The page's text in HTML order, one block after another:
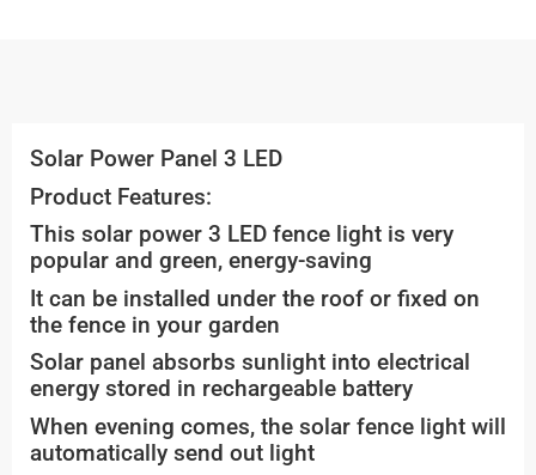
Solar Power Panel 3 LED
Product Features:
This solar power 3 LED fence light is very
popular and green, energy-saving
It can be installed under the roof or fixed on
the fence in your garden
Solar panel absorbs sunlight into electrical
energy stored in rechargeable battery
When evening comes, the solar fence light will
automatically send out light